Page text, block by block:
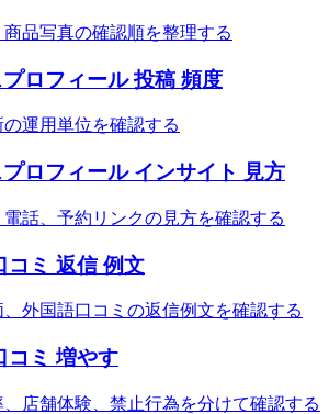
品写真の確認順を整理する
ロフィール 投稿 頻度
運用単位を確認する
ロフィール インサイト 見方
話、予約リンクの見方を確認する
ミ 返信 例文
外国語口コミの返信例文を確認する
ミ 増やす
店舗体験、禁止行為を分けて確認する